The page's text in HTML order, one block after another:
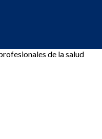
de la salud